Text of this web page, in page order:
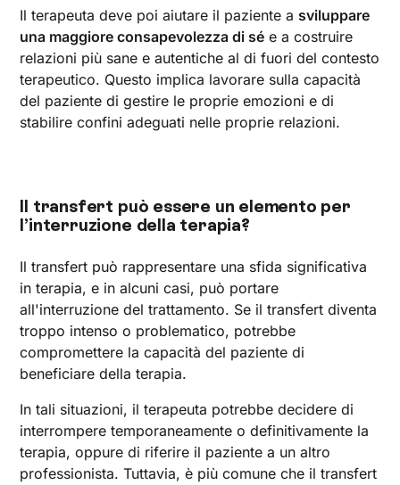
Il terapeuta deve poi aiutare il paziente a sviluppare
una maggiore consapevolezza di sé e a costruire
relazioni più sane e autentiche al di fuori del contesto
terapeutico. Questo implica lavorare sulla capacità
del paziente di gestire le proprie emozioni e di
stabilire confini adeguati nelle proprie relazioni.
Il transfert può essere un elemento per
l’interruzione della terapia?
Il transfert può rappresentare una sfida significativa
in terapia, e in alcuni casi, può portare
all'interruzione del trattamento. Se il transfert diventa
troppo intenso o problematico, potrebbe
compromettere la capacità del paziente di
beneficiare della terapia.
In tali situazioni, il terapeuta potrebbe decidere di
interrompere temporaneamente o definitivamente la
terapia, oppure di riferire il paziente a un altro
professionista. Tuttavia, è più comune che il transfert